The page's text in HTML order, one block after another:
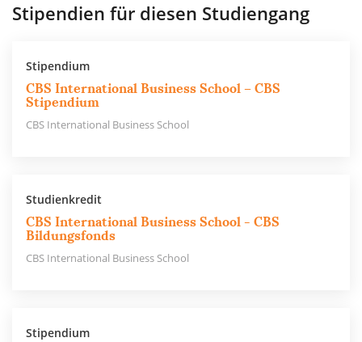
Stipendien für diesen Studiengang
Stipendium
CBS International Business School – CBS
Stipendium
CBS International Business School
Studienkredit
CBS International Business School - CBS
Bildungsfonds
CBS International Business School
Stipendium